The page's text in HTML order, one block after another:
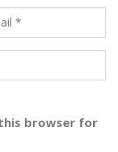
this browser for